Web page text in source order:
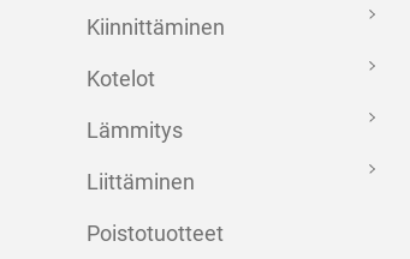
Kiinnittäminen
Kotelot
Lämmitys
Liittäminen
Poistotuotteet